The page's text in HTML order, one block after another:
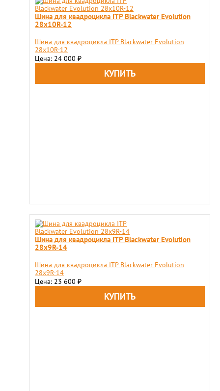
Шина для квадроцикла ITP Blackwater Evolution
28x10R-12
Шина для квадроцикла ITP Blackwater Evolution
28x10R-12
Цена: 24 000 ₽
Шина для квадроцикла ITP Blackwater Evolution
28x9R-14
Шина для квадроцикла ITP Blackwater Evolution
28x9R-14
Цена: 23 600 ₽